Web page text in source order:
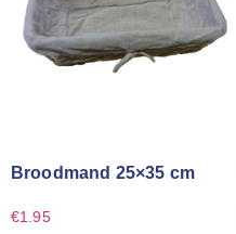
Broodmand 25×35 cm
€1.95